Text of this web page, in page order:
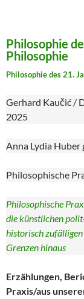
Philosophie
Philosophie des 21.
Gerhard Kaučić /
2025
Anna Lydia Huber
Philosophische
Philosophische
die künstlichen
historisch
Grenzen hinaus
Erzählungen,
Praxis/aus